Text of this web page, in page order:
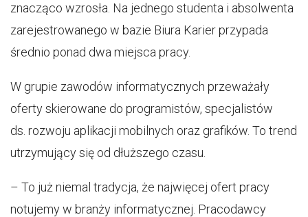
znacząco wzrosła. Na jednego studenta i absolwenta
zarejestrowanego w bazie Biura Karier przypada
średnio ponad dwa miejsca pracy.
W grupie zawodów informatycznych przeważały
oferty skierowane do programistów, specjalistów
ds. rozwoju aplikacji mobilnych oraz grafików. To trend
utrzymujący się od dłuższego czasu.
– To już niemal tradycja, że najwięcej ofert pracy
notujemy w branży informatycznej. Pracodawcy